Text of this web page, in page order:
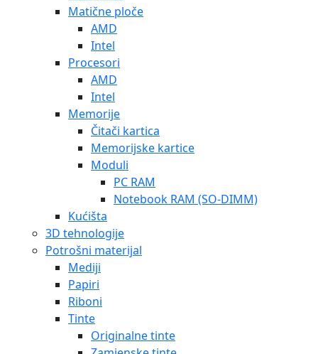
Matične ploče
AMD
Intel
Procesori
AMD
Intel
Memorije
Čitači kartica
Memorijske kartice
Moduli
PC RAM
Notebook RAM (SO-DIMM)
Kućišta
3D tehnologije
Potrošni materijal
Mediji
Papiri
Riboni
Tinte
Originalne tinte